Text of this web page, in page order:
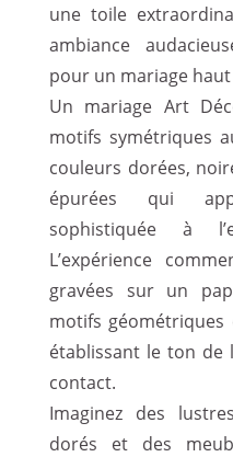
une toile
ambiance
pour un mariage
Un mariage Art
motifs symétriques
couleurs dorées,
épurées qui
sophistiquée à
L’expérience
gravées sur un
motifs géométriques
établissant le ton de
contact.
Imaginez des
dorés et des